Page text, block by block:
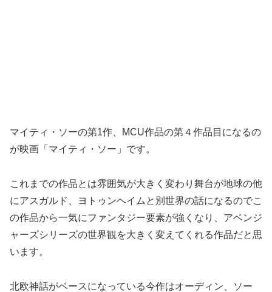
マイティ・ソーの第1作、MCU作品の第４作品目になるの
が映画「マイティ・ソー」です。
これまでの作品とは雰囲気が大きく変わり舞台が地球の他
にアスガルド、ヨトゥンヘイムと別世界の話になるのでこ
の作品から一気にファンタジー要素が強くなり、アベンジ
ャーズシリーズの世界観を大きく変えてくれる作品だと思
います。
北欧神話がベースになっている今作はオーディン、ソー